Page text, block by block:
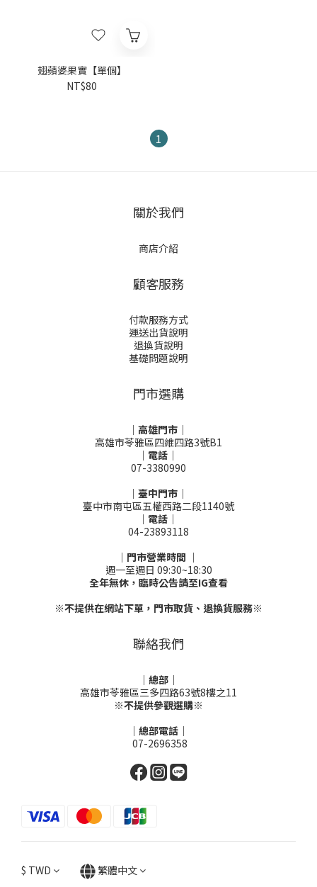
翅蘋婆果實【單個】
NT$80
1
關於我們
商店介紹
顧客服務
付款服務方式
運送出貨說明
退換貨說明
基礎問題說明
門市選購
｜高雄門市｜
高雄市苓雅區四維四路3號B1
｜電話｜
07-3380990
｜臺中門市｜
臺中市南屯區五權西路二段1140號
｜電話｜
04-23893118
｜門市營業時間 ｜
週一至週日 09:30~18:30
全年無休，臨時公告請至IG查看
※不提供在網站下單，門市取貨、退換貨服務※
聯絡我們
｜總部｜
高雄市苓雅區三多四路63號8樓之11
※不提供參觀選購※
｜總部電話｜
07-2696358
$ TWD 繁體中文